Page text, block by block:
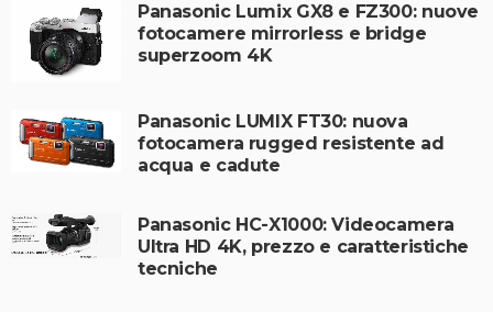
Panasonic Lumix GX8 e FZ300: nuove
fotocamere mirrorless e bridge
superzoom 4K
Panasonic LUMIX FT30: nuova
fotocamera rugged resistente ad
acqua e cadute
Panasonic HC-X1000: Videocamera
Ultra HD 4K, prezzo e caratteristiche
tecniche